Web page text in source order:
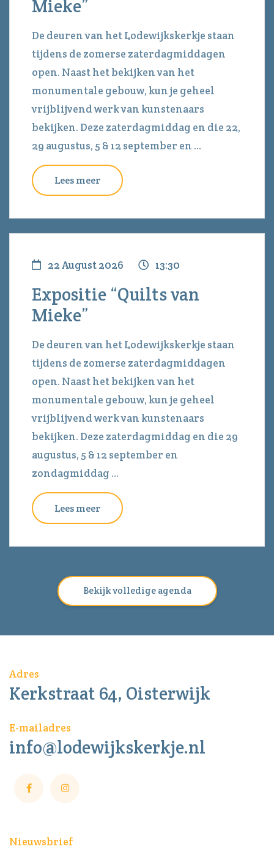
Mieke”
De deuren van het Lodewijkskerkje staan
tijdens de zomerse zaterdagmiddagen
open. Naast het bekijken van het
monumentale gebouw, kun je geheel
vrijblijvend werk van kunstenaars
bekijken. Deze zaterdagmiddag en die 22,
29 augustus, 5 & 12 september en ...
Lees meer
22 August 2026 13:30
Expositie “Quilts van
Mieke”
De deuren van het Lodewijkskerkje staan
tijdens de zomerse zaterdagmiddagen
open. Naast het bekijken van het
monumentale gebouw, kun je geheel
vrijblijvend werk van kunstenaars
bekijken. Deze zaterdagmiddag en die 29
augustus, 5 & 12 september en
zondagmiddag ...
Lees meer
Bekijk volledige agenda
Adres
Kerkstraat 64, Oisterwijk
E-mailadres
info@lodewijkskerkje.nl
Nieuwsbrief